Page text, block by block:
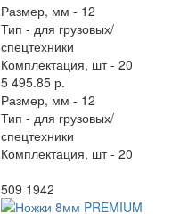
Размер, мм - 12
Тип - для грузовых/
спецтехники
Комплектация, шт - 20
5 495.85 р.
Размер, мм - 12
Тип - для грузовых/
спецтехники
Комплектация, шт - 20
509 1942